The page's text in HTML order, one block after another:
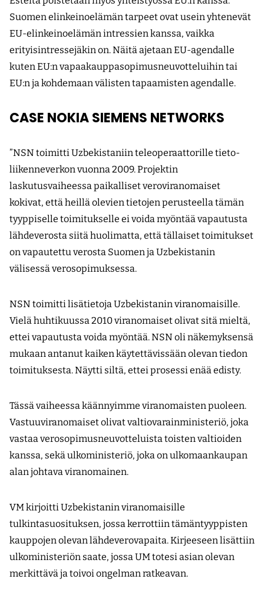
Suomen elinkeinoelämän tarpeet ovat usein yhtenevät
EU-elinkeinoelämän intressien kanssa, vaikka
erityisintressejäkin on. Näitä ajetaan EU-agendalle
kuten EU:n vapaakauppasopimusneuvotteluihin tai
EU:n ja kohdemaan välisten tapaamisten agendalle.
CASE NOKIA SIEMENS NETWORKS
”NSN toimitti Uzbekistaniin teleoperaattorille tieto­
liikenneverkon vuonna 2009. Projektin
laskutusvaiheessa paikalliset veroviranomaiset
kokivat, että heillä olevien tietojen perusteella tämän
tyyppiselle toimitukselle ei voida myöntää vapautusta
lähdeverosta siitä huolimatta, että tällaiset toimitukset
on vapautettu verosta Suomen ja Uzbekistanin
välisessä verosopimuksessa.
NSN toimitti lisätietoja Uzbekistanin viranomaisille.
Vielä huhtikuussa 2010 viranomaiset olivat sitä mieltä,
ettei vapautusta voida myöntää. NSN oli näkemyksensä
mukaan antanut kaiken käytettävissään olevan tiedon
toimituksesta. Näytti siltä, ettei prosessi enää edisty.
Tässä vaiheessa käännyimme viranomaisten puoleen.
Vastuuviranomaiset olivat valtiovarainministeriö, joka
vastaa verosopimusneuvotteluista toisten valtioiden
kanssa, sekä ulkoministeriö, joka on ulkomaankaupan
alan johtava viranomainen.
VM kirjoitti Uzbekistanin viranomaisille
tulkintasuosituksen, jossa kerrottiin tämäntyyppisten
kauppojen olevan lähdeverovapaita. Kirjeeseen lisättiin
ulkoministeriön saate, jossa UM totesi asian olevan
merkittävä ja toivoi ongelman rat­­kea­van.